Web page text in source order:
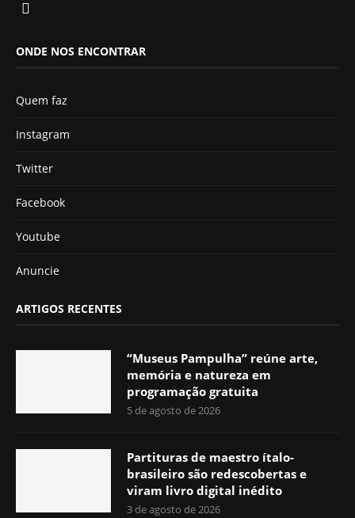
ONDE NOS ENCONTRAR
Quem faz
Instagram
Twitter
Facebook
Youtube
Anuncie
ARTIGOS RECENTES
“Museus Pampulha” reúne arte,
memória e natureza em
programação gratuita
5 de agosto de 2026
Partituras de maestro ítalo-
brasileiro são redescobertas e
viram livro digital inédito
3 de agosto de 2026